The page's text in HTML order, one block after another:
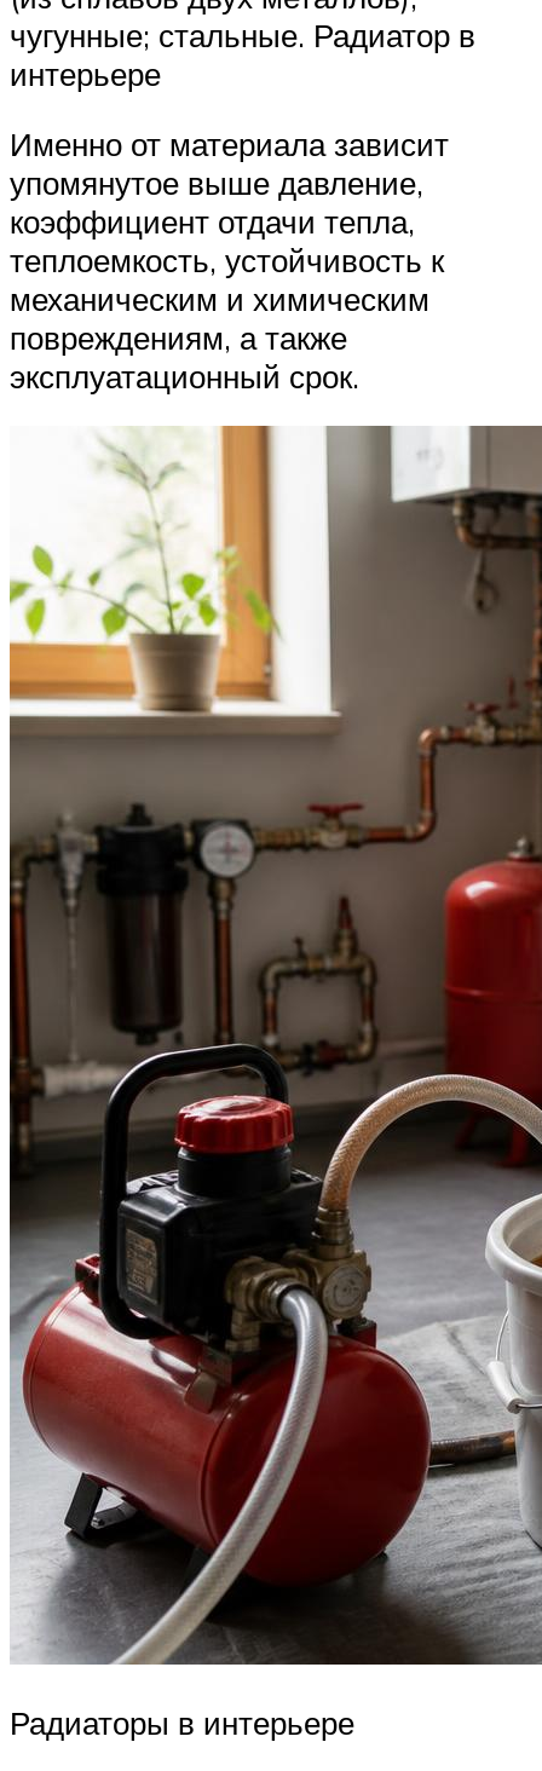
чугунные; стальные. Радиатор в
интерьере
Именно от материала зависит
упомянутое выше давление,
коэффициент отдачи тепла,
теплоемкость, устойчивость к
механическим и химическим
повреждениям, а также
эксплуатационный срок.
Радиаторы в интерьере